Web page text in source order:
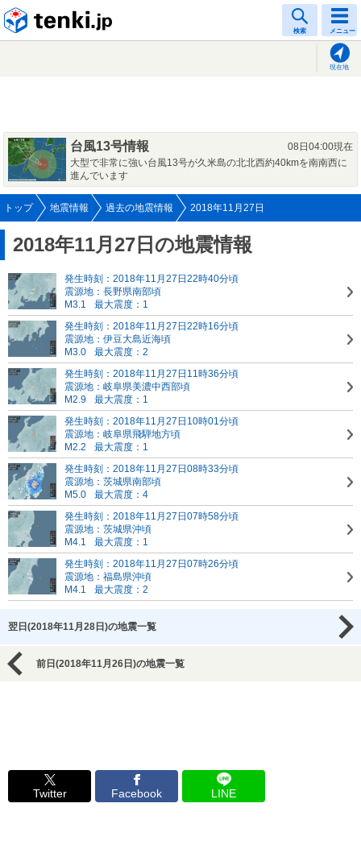
検索 メニュー
現在地
台風13号情報
08日04:00現在
大型で非常に強い台風13号が久米島の北北西約40kmを南南西に
進んでいます
トップ 地震情報 過去の地震情報 2018年11月27日
2018年11月27日の地震情報
発生時刻：2018年11月27日22時40分頃
震源地：長野県南部頃
M3.1
最大震度：1
発生時刻：2018年11月27日22時16分頃
震源地：伊豆大島近海頃
M3.0
最大震度：2
発生時刻：2018年11月27日11時36分頃
震源地：岐阜県美濃中西部頃
M2.9
最大震度：1
発生時刻：2018年11月27日10時01分頃
震源地：岐阜県飛騨地方頃
M2.2
最大震度：1
発生時刻：2018年11月27日08時33分頃
震源地：茨城県南部頃
M5.0
最大震度：4
発生時刻：2018年11月27日07時58分頃
震源地：茨城県沖頃
M4.1
最大震度：1
発生時刻：2018年11月27日07時26分頃
震源地：福島県沖頃
M4.1
最大震度：2
翌日(2018年11月28日)の地震一覧
前日(2018年11月26日)の地震一覧
Twitter Facebook LINE